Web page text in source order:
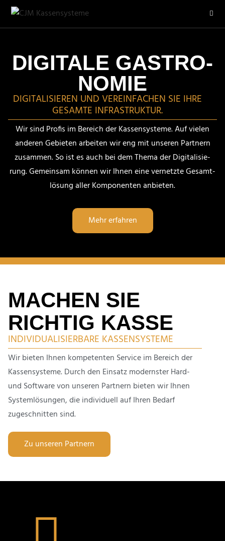
DIGITALE GASTRO­
NOMIE
DIGITA­LI­SIEREN UND VEREIN­FA­CHEN SIE IHRE
GESAMTE INFRASTRUKTUR.
Wir sind Profis im Bereich der Kassen­systeme. Auf vielen
anderen Gebieten arbeiten wir eng mit unseren Partnern
zusammen. So ist es auch bei dem Thema der Digita­li­sie­
rung. Gemeinsam können wir Ihnen eine vernetzte Gesamt­
lö­sung aller Kompo­nenten anbieten.
Mehr erfahren
MACHEN SIE
RICHTIG KASSE
INDIVI­DUA­LI­SIER­BARE KASSENSYSTEME
Wir bieten Ihnen kompe­tenten Service im Bereich der
Kassen­systeme. Durch den Einsatz modernster Hard-
und Software von unseren Partnern bieten wir Ihnen
System­lö­sungen, die indivi­duell auf Ihren Bedarf
zugeschnitten sind.
Zu unseren Partnern